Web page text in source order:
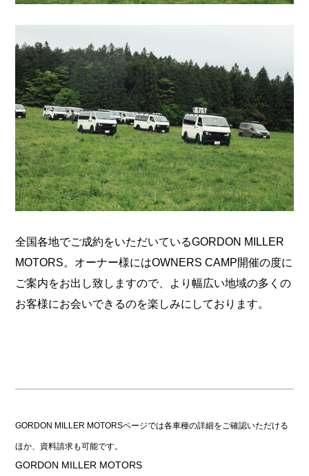
全国各地でご成約をいただいているGORDON MILLER
MOTORS。オーナー様にはOWNERS CAMP開催の度に
ご案内をお出し致しますので、より幅広い地域の多くの
お客様にお会いできるのを楽しみにしております。
GORDON MILLER MOTORSページでは各車種の詳細をご確認いただける
ほか、資料請求も可能です。
GORDON MILLER MOTORS